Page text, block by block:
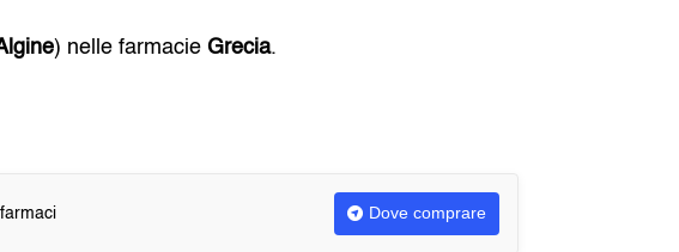
) nelle farmacieGrecia.
Dove comprare